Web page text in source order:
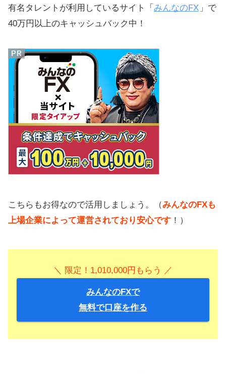
有名タレントが利用しているサイト「 みんなのFX 」で
40万円以上のキャッシュバック中！
こちらもお得なので活用しましょう。（みんなのFXも
上場企業によって運営されており安心です ！）
＼ 限定！1,010,000円もらう ／
みんなのFXで
無料で口座を作る